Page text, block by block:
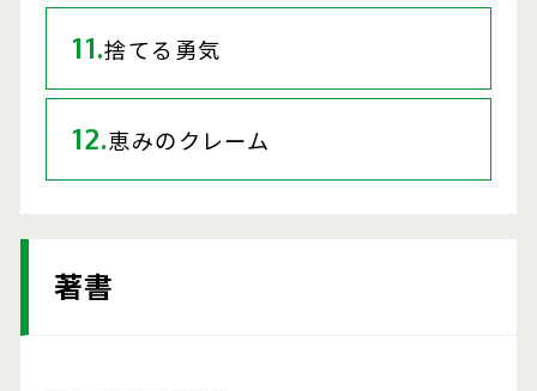
11.捨てる勇気
12.恵みのクレーム
著書